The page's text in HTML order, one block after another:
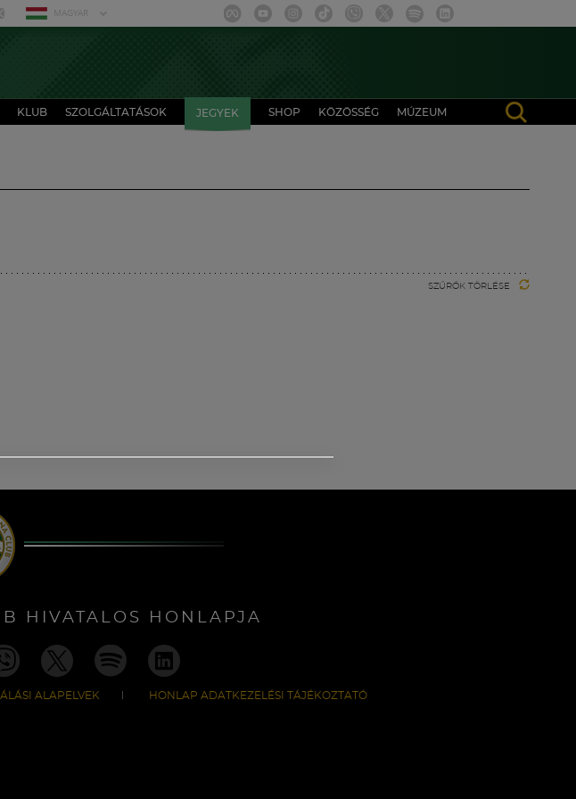
MAGYAR
KLUB SZOLGÁLTATÁSOK JEGYEK SHOP KÖZÖSSÉG MÚZEUM
SZŰRŐK TÖRLÉSE
HIVATALOS HONLAPJA
ALAPELVEK HONLAP ADATKEZELÉSI TÁJÉKOZTATÓ